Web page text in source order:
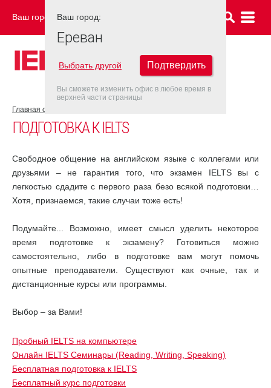
Ваш город: ЕРЕВАН
Главная страница
ПОДГОТОВКА К IELTS
Свободное общение на английском языке с коллегами или
друзьями – не гарантия того, что экзамен IELTS вы с
легкостью сдадите с первого раза безо всякой подготовки…
Хотя, признаемся, такие случаи тоже есть!
Подумайте... Возможно, имеет смысл уделить некоторое
время подготовке к экзамену? Готовиться можно
самостоятельно, либо в подготовке вам могут помочь
опытные преподаватели. Существуют как очные, так и
дистанционные курсы или программы.
Выбор – за Вами!
Пробный IELTS на компьютере
Онлайн IELTS Семинары (Reading, Writing, Speaking)
Бесплатная подготовка к IELTS
Бесплатный курс подготовки
Ваш город:
Ереван
Выбрать другой Подтвердить
Вы сможете изменить офис в любое время в
верхней части страницы